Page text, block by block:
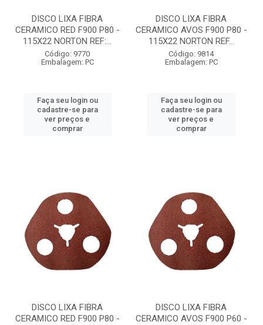
DISCO LIXA FIBRA
CERAMICO RED F900 P80 -
115X22 NORTON REF:...
Código: 9770
Embalagem: PC
Faça seu login ou
cadastre-se para
ver preços e
comprar
DISCO LIXA FIBRA
CERAMICO AVOS F900 P80 -
115X22 NORTON REF...
Código: 9814
Embalagem: PC
Faça seu login ou
cadastre-se para
ver preços e
comprar
DISCO LIXA FIBRA
CERAMICO RED F900 P80 -
DISCO LIXA FIBRA
CERAMICO AVOS F900 P60 -